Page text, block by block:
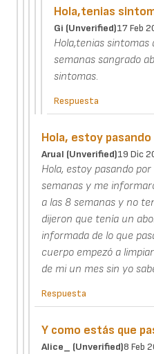
Hola,tenias
Gi (unverified)17 Feb
Hola,tenias sintomas
semanas sangrado
sintomas.
Respuesta
Hola, estoy
Arual (unverified)19 Dic
Hola, estoy pasando
semanas y me
a las 8 semanas y no
dijeron que tenía un
informada de lo que
cuerpo empezó a
de mi un mes sin yo
Respuesta
Y como estás que
Alice_ (unverified)8 Feb